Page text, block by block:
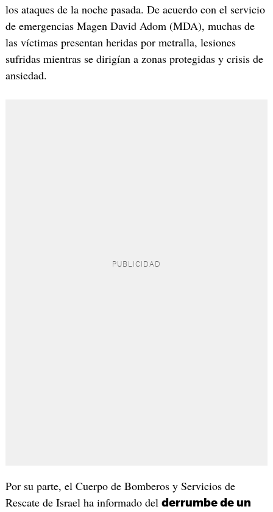
los ataques de la noche pasada. De acuerdo con el servicio
de emergencias Magen David Adom (MDA), muchas de
las víctimas presentan heridas por metralla, lesiones
sufridas mientras se dirigían a zonas protegidas y crisis de
ansiedad.
Por su parte, el Cuerpo de Bomberos y Servicios de
Rescate de Israel ha informado del derrumbe de un